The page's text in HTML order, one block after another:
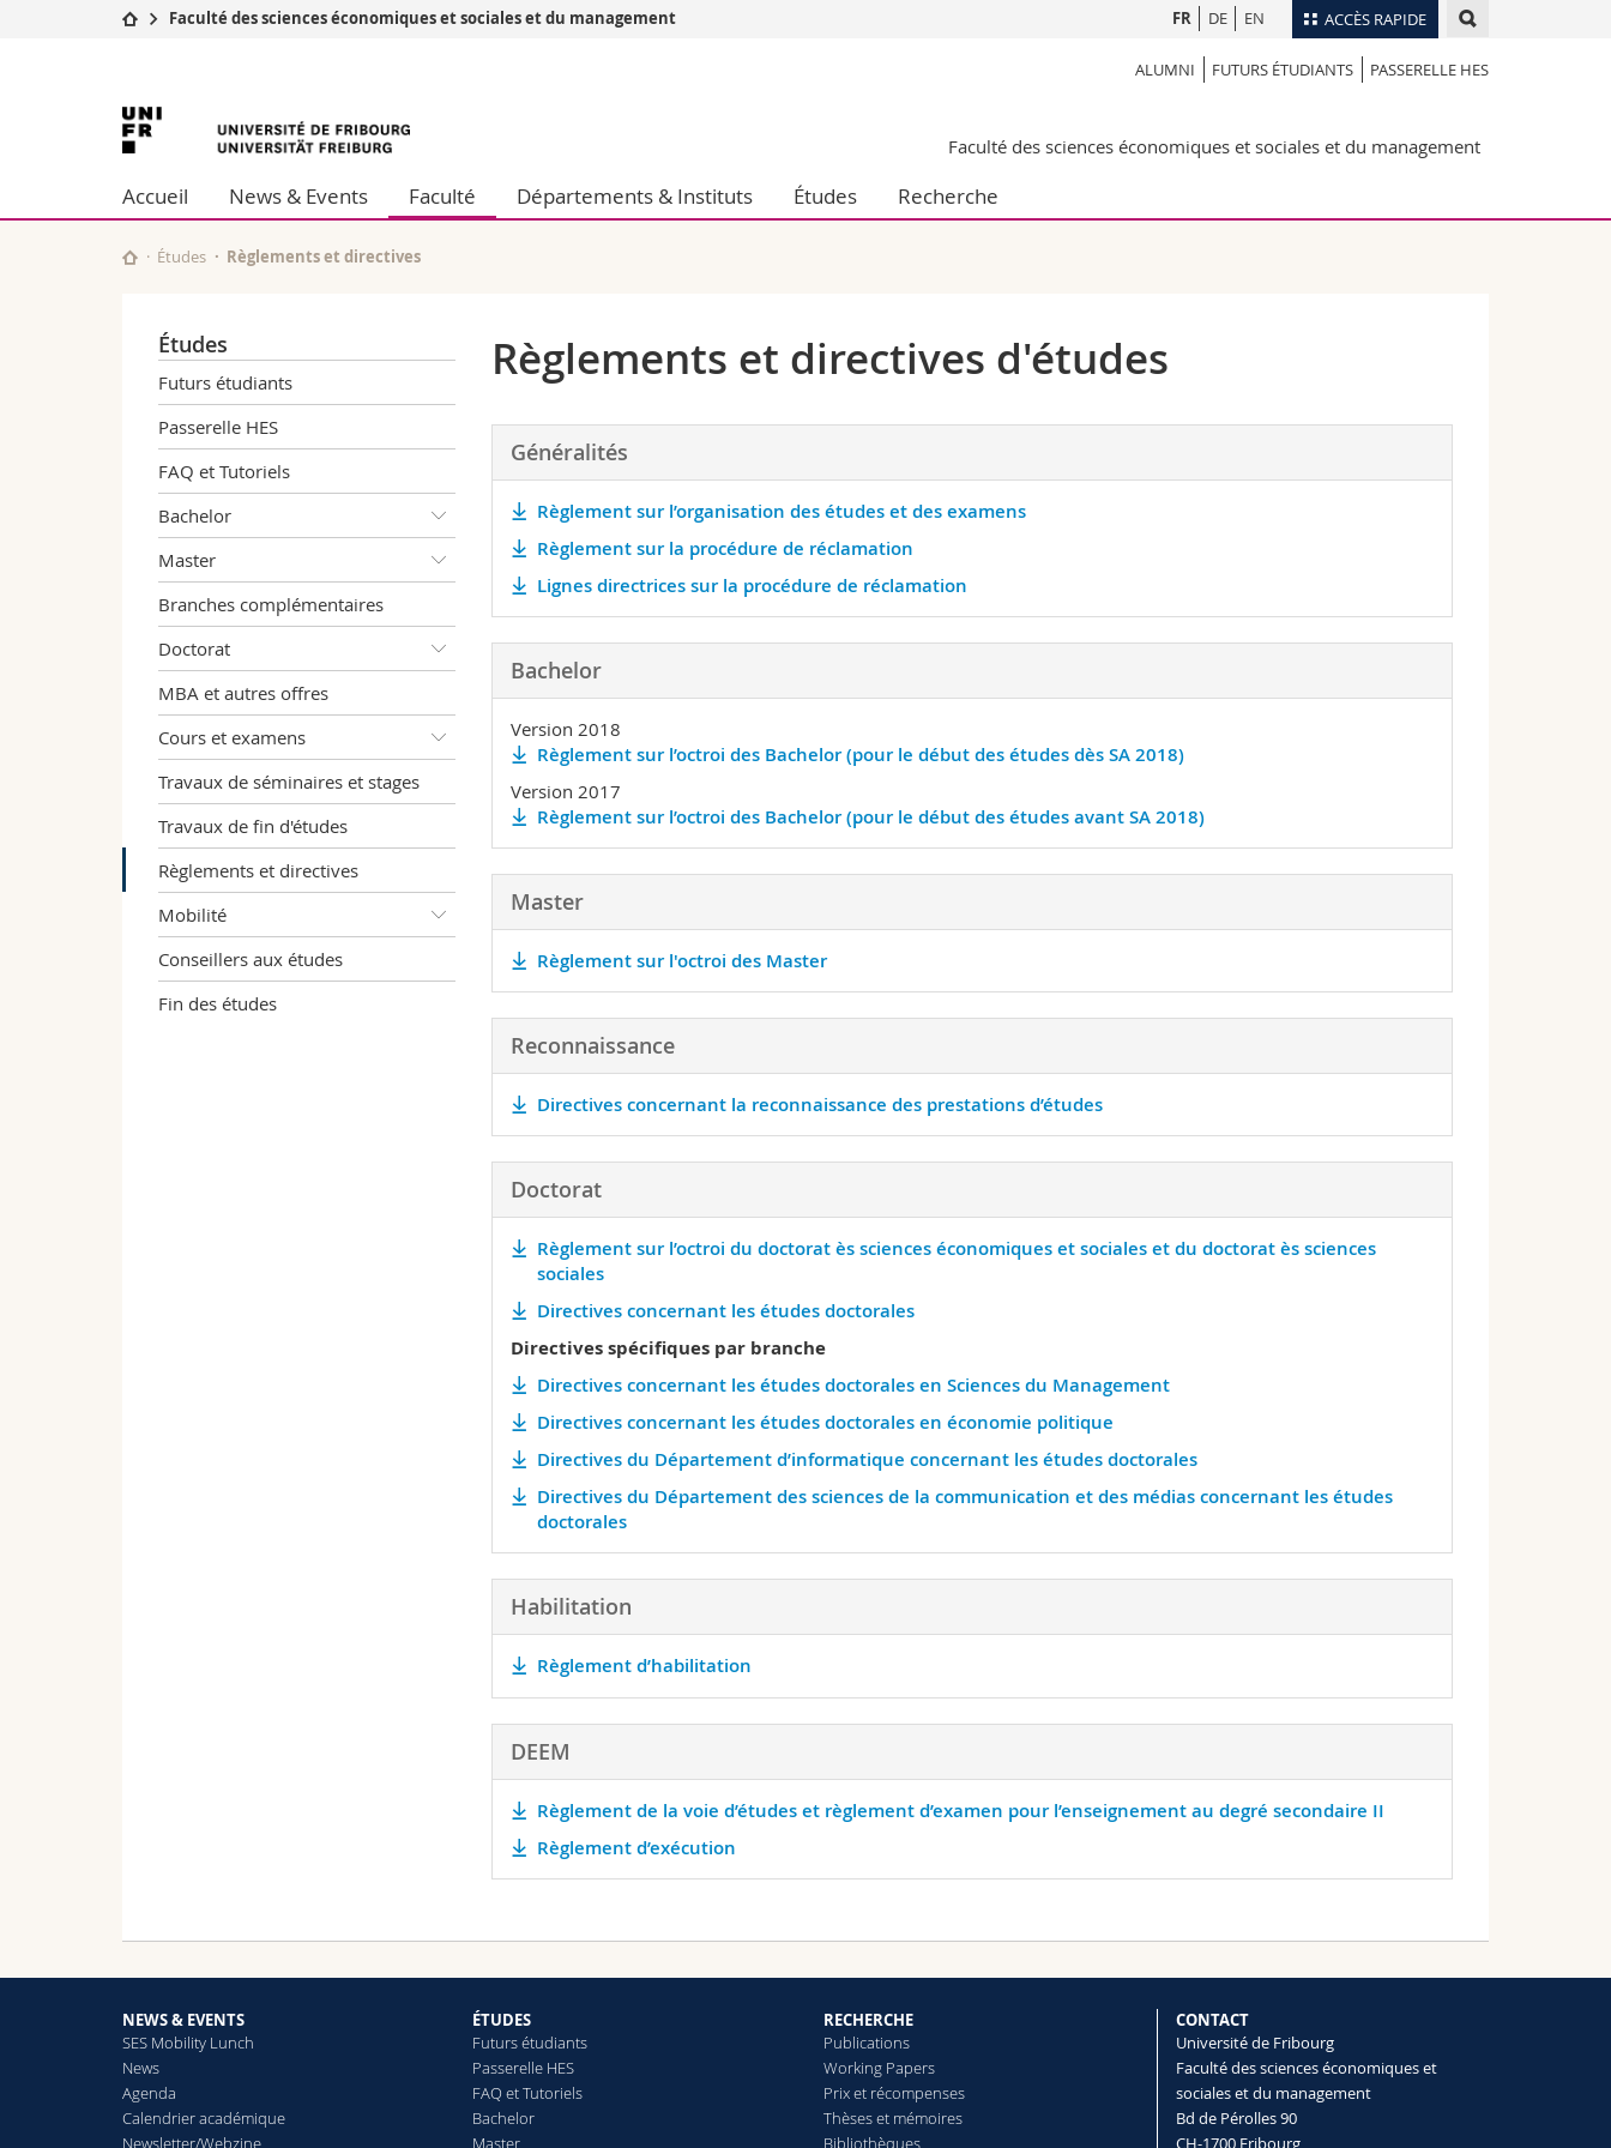
ACCÈS RAPIDE
Etudes
Campus
Université
Formation continue
Lettres et sciences humaines
Sciences de l'éducation et de la formation
Etudiants
Chercheurs
Collaborateurs
Annuaire du personnel
Bibliothèques
Programme des cours
FR DE EN
Faculté des sciences économiques et sociales et du management
ALUMNI FUTURS ÉTUDIANTS PASSERELLE HES
Université
de
Fribourg
Faculté des sciences économiques et sociales et du management
Accueil News & Events Faculté Départements & Instituts Études Recherche
Études Règlements et directives
Études
Futurs étudiants
Passerelle HES
FAQ et Tutoriels
Bachelor
Master
Branches complémentaires
Doctorat
MBA et autres offres
Cours et examens
Travaux de séminaires et stages
Travaux de fin d'études
Règlements et directives
Mobilité
Conseillers aux études
Fin des études
Règlements et directives d'études
Généralités
Règlement sur l’organisation des études et des examens
Règlement sur la procédure de réclamation
Lignes directrices sur la procédure de réclamation
Bachelor
Version 2018
Règlement sur l’octroi des Bachelor (pour le début des études dès SA 2018)
Version 2017
Règlement sur l’octroi des Bachelor (pour le début des études avant SA 2018)
Master
Règlement sur l'octroi des Master
Reconnaissance
Directives concernant la reconnaissance des prestations d’études
Doctorat
Règlement sur l’octroi du doctorat ès sciences économiques et sociales et du doctorat ès sciences
sociales
Directives concernant les études doctorales
Directives spécifiques par branche
Directives concernant les études doctorales en Sciences du Management
Directives concernant les études doctorales en économie politique
Directives du Département d’informatique concernant les études doctorales
Directives du Département des sciences de la communication et des médias concernant les études
doctorales
Habilitation
Règlement d’habilitation
DEEM
Règlement de la voie d’études et règlement d’examen pour l’enseignement au degré secondaire II
Règlement d’exécution
NEWS & EVENTS
SES Mobility Lunch
News
Agenda
Calendrier académique
Newsletter/Webzine
ÉTUDES
Futurs étudiants
Passerelle HES
FAQ et Tutoriels
Bachelor
Master
RECHERCHE
Publications
Working Papers
Prix et récompenses
Thèses et mémoires
Bibliothèques
CONTACT
Université de Fribourg
Faculté des sciences économiques et
sociales et du management
Bd de Pérolles 90
CH-1700 Fribourg